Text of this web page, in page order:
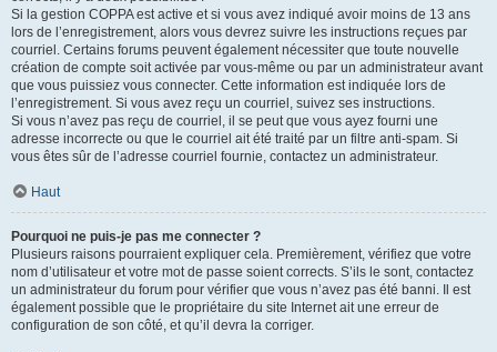
Si la gestion COPPA est active et si vous avez indiqué avoir moins de 13 ans
lors de l’enregistrement, alors vous devrez suivre les instructions reçues par
courriel. Certains forums peuvent également nécessiter que toute nouvelle
création de compte soit activée par vous-même ou par un administrateur avant
que vous puissiez vous connecter. Cette information est indiquée lors de
l’enregistrement. Si vous avez reçu un courriel, suivez ses instructions.
Si vous n’avez pas reçu de courriel, il se peut que vous ayez fourni une
adresse incorrecte ou que le courriel ait été traité par un filtre anti-spam. Si
vous êtes sûr de l’adresse courriel fournie, contactez un administrateur.
Haut
Pourquoi ne puis-je pas me connecter ?
Plusieurs raisons pourraient expliquer cela. Premièrement, vérifiez que votre
nom d’utilisateur et votre mot de passe soient corrects. S’ils le sont, contactez
un administrateur du forum pour vérifier que vous n’avez pas été banni. Il est
également possible que le propriétaire du site Internet ait une erreur de
configuration de son côté, et qu’il devra la corriger.